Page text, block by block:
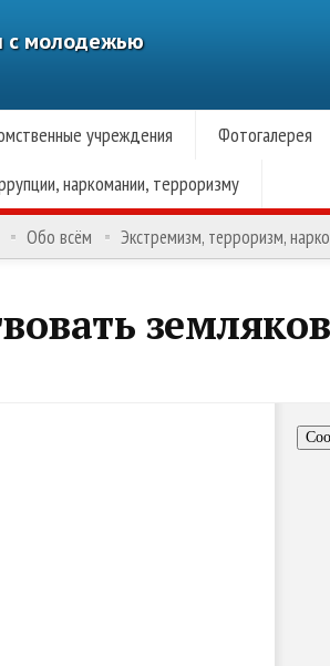
с молодежью
учреждения Фотогалерея
наркомании, терроризму
Обо всём Экстремизм, терроризм,